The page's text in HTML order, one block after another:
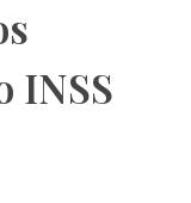
INSS